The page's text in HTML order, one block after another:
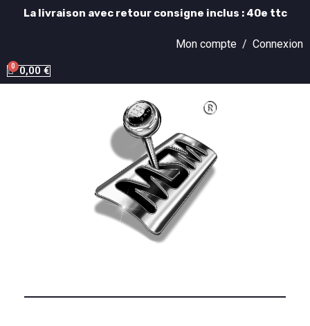
La livraison avec retour consigne inclus : 40e ttc
Mon compte / Connexion
0,00 €